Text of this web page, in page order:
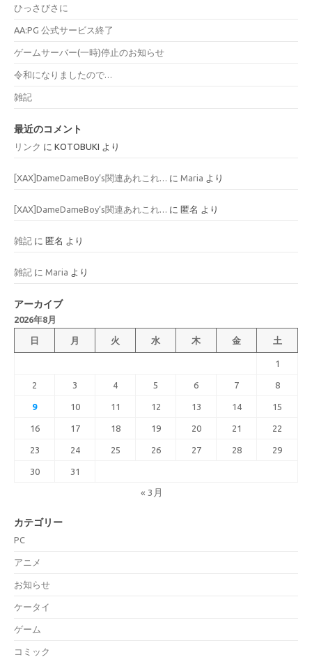
ひっさびさに
AA:PG 公式サービス終了
ゲームサーバー(一時)停止のお知らせ
令和になりましたので…
雑記
最近のコメント
リンク に KOTOBUKI より
[XAX]DameDameBoy’s関連あれこれ… に Maria より
[XAX]DameDameBoy’s関連あれこれ… に 匿名 より
雑記 に 匿名 より
雑記 に Maria より
アーカイブ
2026年8月
日 月 火 水 木 金 土
1
2 3 4 5 6 7 8
9 10 11 12 13 14 15
16 17 18 19 20 21 22
23 24 25 26 27 28 29
30 31
« 3月
カテゴリー
PC
アニメ
お知らせ
ケータイ
ゲーム
コミック